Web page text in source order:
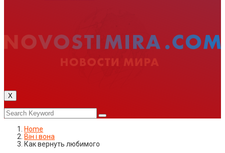
X
Home
Він і вона
Как вернуть любимого